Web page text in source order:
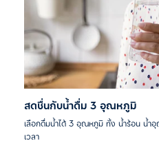
สดชื่นกับน้ำดื่ม 3 อุณหภูมิ
เลือกดื่มน้ำได้ 3 อุณหภูมิ ทั้ง น้ำร้อน น้ำ
เวลา